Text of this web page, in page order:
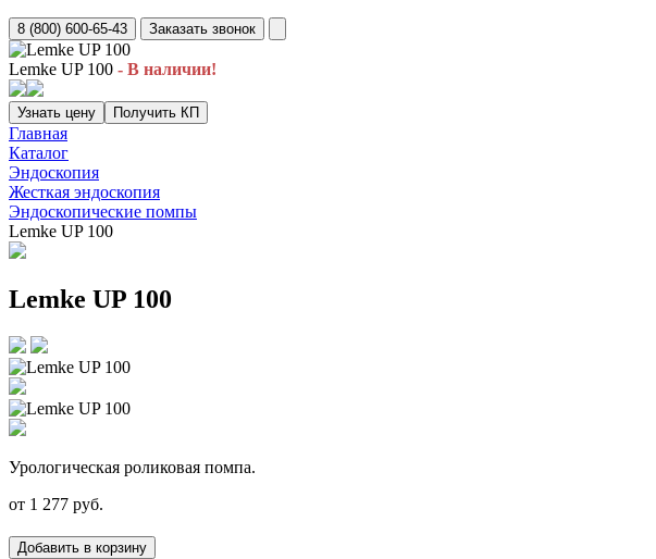
8 (800) 600-65-43 Заказать звонок
Lemke UP 100 - В наличии!
Узнать цену Получить КП
Главная
Каталог
Эндоскопия
Жесткая эндоскопия
Эндоскопические помпы
Lemke UP 100
Lemke UP 100
Урологическая роликовая помпа.
от 1 277 руб.
Добавить в корзину